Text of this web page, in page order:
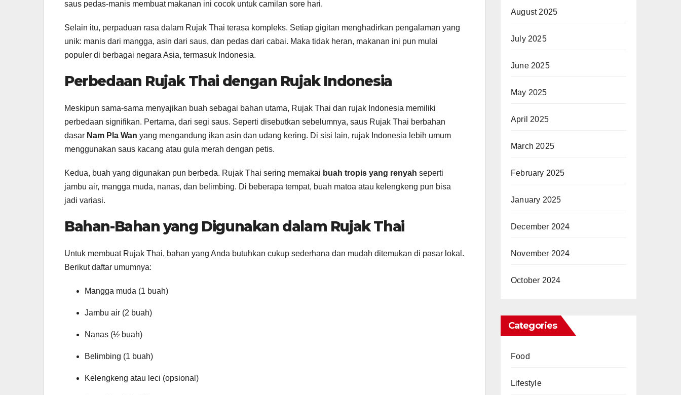
saus pedas-manis membuat makanan ini cocok untuk camilan sore hari.
Selain itu, perpaduan rasa dalam Rujak Thai terasa kompleks. Setiap gigitan menghadirkan pengalaman yang
unik: manis dari mangga, asin dari saus, dan pedas dari cabai. Maka tidak heran, makanan ini pun mulai
populer di berbagai negara Asia, termasuk Indonesia.
Perbedaan Rujak Thai dengan Rujak Indonesia
Meskipun sama-sama menyajikan buah sebagai bahan utama, Rujak Thai dan rujak Indonesia memiliki
perbedaan signifikan. Pertama, dari segi saus. Seperti disebutkan sebelumnya, saus Rujak Thai berbahan
dasar Nam Pla Wan yang mengandung ikan asin dan udang kering. Di sisi lain, rujak Indonesia lebih umum
menggunakan saus kacang atau gula merah dengan petis.
Kedua, buah yang digunakan pun berbeda. Rujak Thai sering memakai buah tropis yang renyah seperti
jambu air, mangga muda, nanas, dan belimbing. Di beberapa tempat, buah matoa atau kelengkeng pun bisa
jadi variasi.
Bahan-Bahan yang Digunakan dalam Rujak Thai
Untuk membuat Rujak Thai, bahan yang Anda butuhkan cukup sederhana dan mudah ditemukan di pasar lokal.
Berikut daftar umumnya:
Mangga muda (1 buah)
Jambu air (2 buah)
Nanas (½ buah)
Belimbing (1 buah)
Kelengkeng atau leci (opsional)
August 2025
July 2025
June 2025
May 2025
April 2025
March 2025
February 2025
January 2025
December 2024
November 2024
October 2024
Categories
Food
Lifestyle